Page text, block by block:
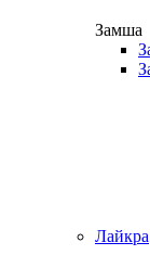
Замша
Лайкра